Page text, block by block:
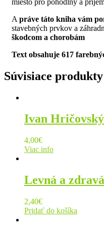
A práve táto kniha vám
stavebných prvkov a
škodcom a chorobám
Text obsahuje 617
Súvisiace produkty
Ivan
4,00€
Viac info
Levná a
2,40€
Pridať do košíka